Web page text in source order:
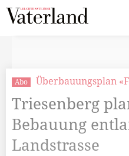
Abo Überbauungsplan
Triesenberg
Bebauung
Landstrasse